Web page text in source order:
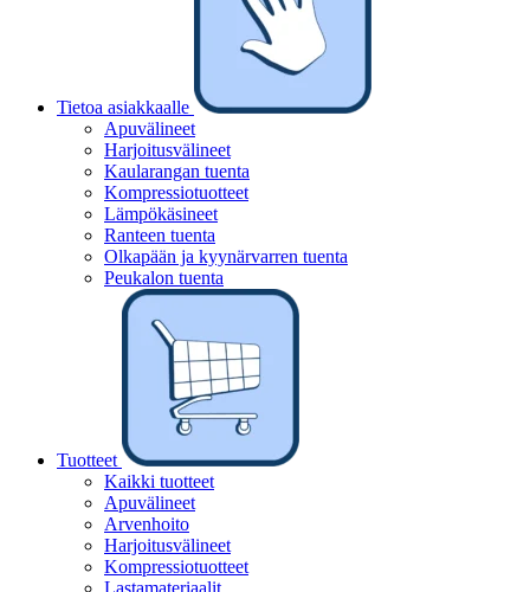
Tietoa asiakkaalle
Apuvälineet
Harjoitusvälineet
Kaularangan tuenta
Kompressiotuotteet
Lämpökäsineet
Ranteen tuenta
Olkapään ja kyynärvarren tuenta
Peukalon tuenta
Tuotteet
Kaikki tuotteet
Apuvälineet
Arvenhoito
Harjoitusvälineet
Kompressiotuotteet
Lastamateriaalit